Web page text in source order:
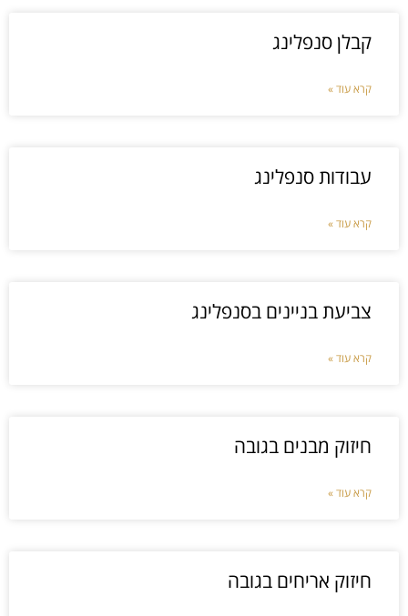
קבלן סנפלינג
קרא עוד »
עבודות סנפלינג
קרא עוד »
צביעת בניינים בסנפלינג
קרא עוד »
חיזוק מבנים בגובה
קרא עוד »
חיזוק אריחים בגובה